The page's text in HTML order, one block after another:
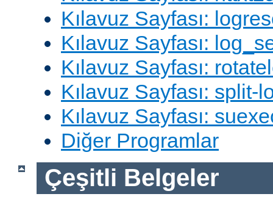
Kılavuz Sayfası:
Kılavuz Sayfası:
Kılavuz Sayfası:
Kılavuz Sayfası: split-
Kılavuz Sayfası:
Diğer Programlar
Çeşitli Belgeler